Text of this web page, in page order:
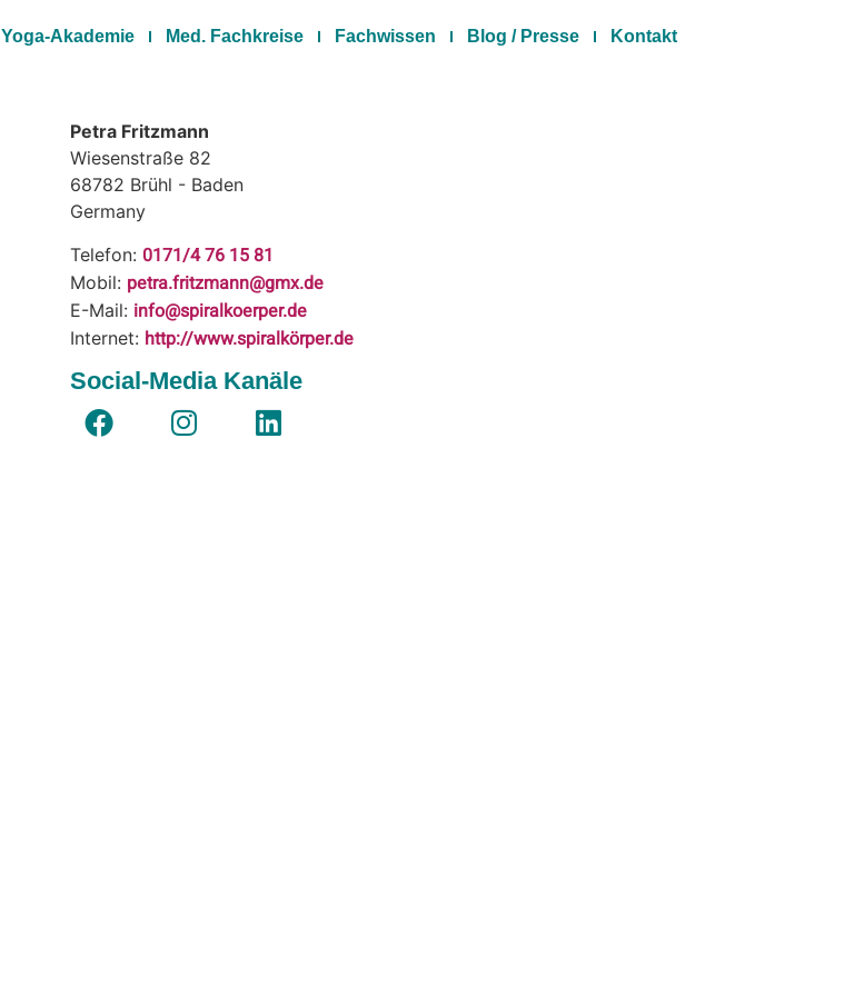
Yoga-Akademie Med. Fachkreise Fachwissen Blog / Presse Kontakt
Petra Fritzmann
Wiesenstraße 82
68782 Brühl - Baden
Germany
Telefon: 0171/4 76 15 81
Mobil: petra.fritzmann@gmx.de
E-Mail: info@spiralkoerper.de
Internet: http://www.spiralkörper.de
Social-Media Kanäle